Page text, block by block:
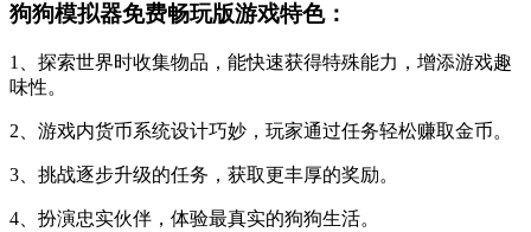
狗狗模拟器免费畅玩版游戏特色：
1、探索世界时收集物品，能快速获得特殊能力，增添游戏趣
味性。
2、游戏内货币系统设计巧妙，玩家通过任务轻松赚取金币。
3、挑战逐步升级的任务，获取更丰厚的奖励。
4、扮演忠实伙伴，体验最真实的狗狗生活。